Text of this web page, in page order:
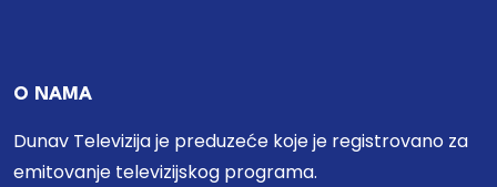
O NAMA
Dunav Televizija je preduzeće koje je registrovano za
emitovanje televizijskog programa.